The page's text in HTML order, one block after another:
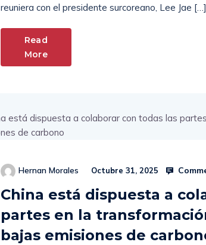
reuniera con el presidente surcoreano, Lee Jae […]
Read
More
Hernan Morales Octubre 31, 2025
China está dispuesta a
partes en la
bajas emisiones de